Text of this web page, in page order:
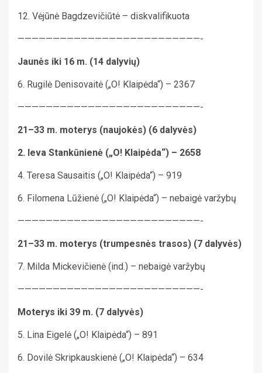
12. Vėjūnė Bagdzevičiūtė – diskvalifikuota
——————————————————————————-
Jaunės iki 16 m. (14 dalyvių)
6. Rugilė Denisovaitė („O! Klaipėda“) – 2367
——————————————————————————-
21–33 m. moterys (naujokės) (6 dalyvės)
2. Ieva Stankūnienė („O! Klaipėda“) – 2658
4. Teresa Sausaitis („O! Klaipėda“) – 919
6. Filomena Lūžienė („O! Klaipėda“) – nebaigė varžybų
——————————————————————————-
21–33 m. moterys (trumpesnės trasos) (7 dalyvės)
7. Milda Mickevičienė (ind.) – nebaigė varžybų
——————————————————————————-
Moterys iki 39 m. (7 dalyvės)
5. Lina Eigelė („O! Klaipėda“) – 891
6. Dovilė Skripkauskienė („O! Klaipėda“) – 634